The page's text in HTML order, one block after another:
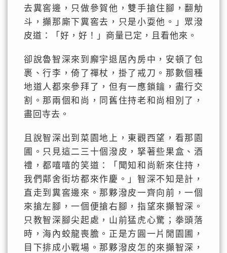
去糞窖邊，只做參賀他，雙手搶住腳，翻觔
斗，攧那廝下糞窖去，只是小耍他。」眾潑
皮道：「好，好！」商量已定，且看他來。
卻說魯智深來到廨宇退居內房中，安頓了包
裹、行李，倚了禪杖，掛了戒刀。那數個種
地道人都來參拜了，但有一應鎖鑰，盡行交
割。那兩個和尚，同舊住持老和尚相別了，
盡回寺去。
且說智深出到菜園地上，東觀西望，看那園
圃。只見這二三十個潑皮，拏著些果盒、酒
禮，都嘻嘻的笑道：「聞知和尚新來住持，
我們鄰舍街坊都來作慶。」智深不知是計，
直走到糞窖邊來。那夥潑皮一齊向前，一個
來搶左腳，一個便搶右腳，指望來攧智深。
只教智深腳尖起處，山前猛虎心驚；拳頭落
時，海內蛟龍喪膽。正是方圓一片閒園圃，
目下排成小戰場。那夥潑皮怎的來攧智深，